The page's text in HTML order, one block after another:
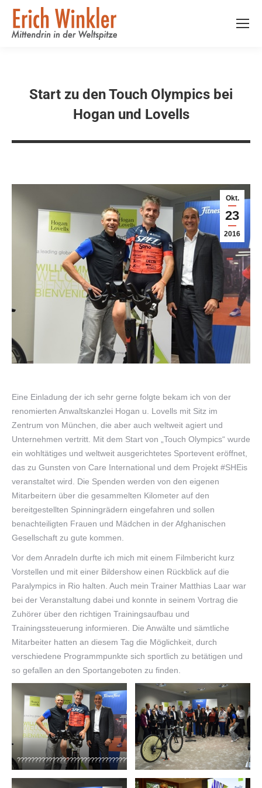
Start zu den Touch Olympics bei
Hogan und Lovells
Okt.
23
2016
Eine Einladung der ich sehr gerne folgte bekam ich von der
renomierten Anwaltskanzlei Hogan u. Lovells mit Sitz im
Zentrum von München, die aber auch weltweit agiert und
Unternehmen vertritt. Mit dem Start von „Touch Olympics“ wurde
ein wohltätiges und weltweit ausgerichtetes Sportevent eröffnet,
das zu Gunsten von Care International und dem Projekt #SHEis
veranstaltet wird. Die Spenden werden von den eigenen
Mitarbeitern über die gesammelten Kilometer auf den
bereitgestellten Spinningrädern eingefahren und sollen
benachteiligten Frauen und Mädchen in der Afghanischen
Gesellschaft zu gute kommen.
Vor dem Anradeln durfte ich mich mit einem Filmbericht kurz
Vorstellen und mit einer Bildershow einen Rückblick auf die
Paralympics in Rio halten. Auch mein Trainer Matthias Laar war
bei der Veranstaltung dabei und konnte in seinem Vortrag die
Zuhörer über den richtigen Trainingsaufbau und
Trainingssteuerung informieren. Die Anwälte und sämtliche
Mitarbeiter hatten an diesem Tag die Möglichkeit, durch
verschiedene Programmpunkte sich sportlich zu betätigen und
so gefallen an den Sportangeboten zu finden.
????????????????????????????????????